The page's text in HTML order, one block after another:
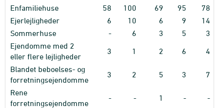
Enfamiliehuse
58 100 69 95
78
Ejerlejligheder
6 10 6 9
14
Sommerhuse
- 6 3 5
3
Ejendomme med 2
eller flere lejligheder
3 1 2 6 4
Blandet beboelses- og
forretningsejendomme
3 2 5 3 7
Rene
forretningsejendomme
- - 1 - -